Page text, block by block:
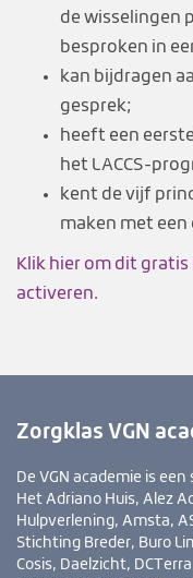
de wisselingen
besproken in
kan bijdragen
gesprek;
heeft een
het LACCS-
kent de vijf
maken met een
Klik hier om dit
activeren.
Zorgklas VGN
De VGN academie is
Het Adriano Huis, Alez
Hulpverlening, Amsta,
Stichting Breder, Buro
Cosis, Daelzicht,